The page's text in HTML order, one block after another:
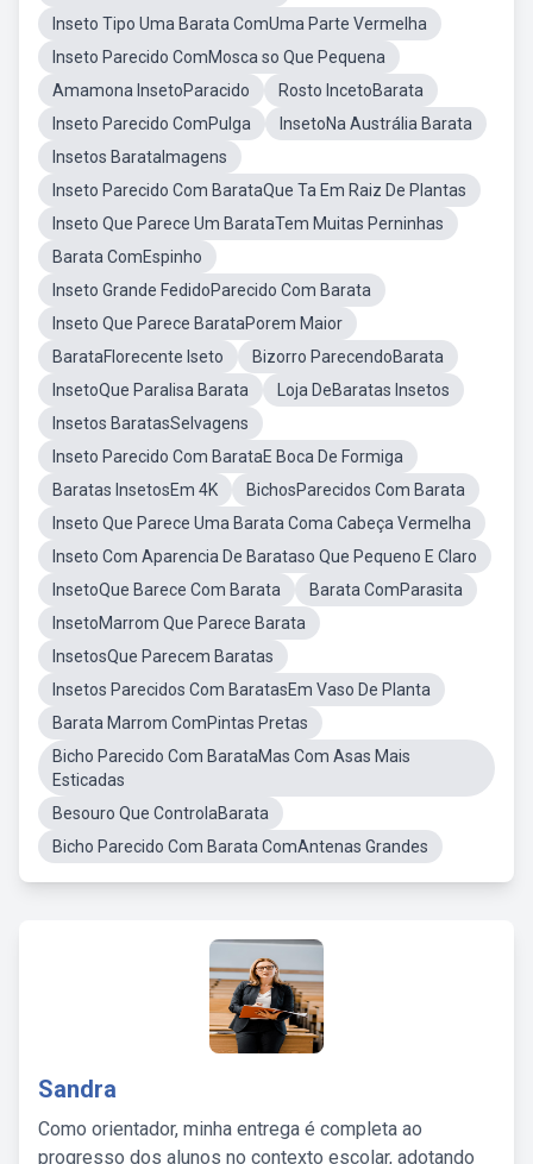
Inseto Tipo Uma Barata ComUma Parte Vermelha
Inseto Parecido ComMosca so Que Pequena
Amamona InsetoParacido
Rosto IncetoBarata
Inseto Parecido ComPulga
InsetoNa Austrália Barata
Insetos BarataImagens
Inseto Parecido Com BarataQue Ta Em Raiz De Plantas
Inseto Que Parece Um BarataTem Muitas Perninhas
Barata ComEspinho
Inseto Grande FedidoParecido Com Barata
Inseto Que Parece BarataPorem Maior
BarataFlorecente Iseto
Bizorro ParecendoBarata
InsetoQue Paralisa Barata
Loja DeBaratas Insetos
Insetos BaratasSelvagens
Inseto Parecido Com BarataE Boca De Formiga
Baratas InsetosEm 4K
BichosParecidos Com Barata
Inseto Que Parece Uma Barata Coma Cabeça Vermelha
Inseto Com Aparencia De Barataso Que Pequeno E Claro
InsetoQue Barece Com Barata
Barata ComParasita
InsetoMarrom Que Parece Barata
InsetosQue Parecem Baratas
Insetos Parecidos Com BaratasEm Vaso De Planta
Barata Marrom ComPintas Pretas
Bicho Parecido Com BarataMas Com Asas Mais
Esticadas
Besouro Que ControlaBarata
Bicho Parecido Com Barata ComAntenas Grandes
Sandra
Como orientador, minha entrega é completa ao
progresso dos alunos no contexto escolar, adotando